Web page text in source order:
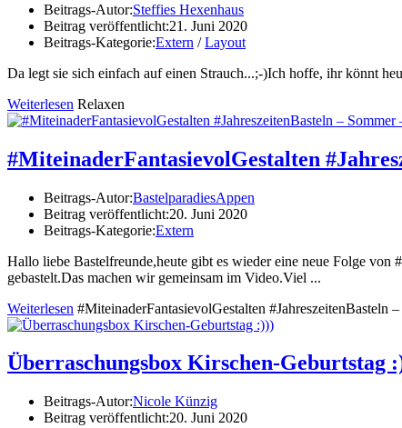
Beitrags-Autor:Steffies Hexenhaus
Beitrag veröffentlicht:21. Juni 2020
Beitrags-Kategorie:Extern / Layout
Da legt sie sich einfach auf einen Strauch...;-)Ich hoffe, ihr könnt
Weiterlesen Relaxen
#MiteinaderFantasievolGestalten
Beitrags-Autor:BastelparadiesAppen
Beitrag veröffentlicht:20. Juni 2020
Beitrags-Kategorie:Extern
Hallo liebe Bastelfreunde,heute gibt es wieder eine neue Folge von
gebastelt.Das machen wir gemeinsam im Video.Viel ...
Weiterlesen #MiteinaderFantasievolGestalten #JahreszeitenBasteln
Überraschungsbox Kirschen-Geburtstag
Beitrags-Autor:Nicole Künzig
Beitrag veröffentlicht:20. Juni 2020